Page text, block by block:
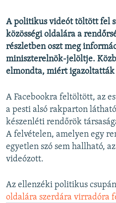
KÖVESSEN MINKET!
Valamennyi RFE/RL
A politikus videót töltött fel
közösségi oldalára a
részletben oszt meg
miniszterelnök-jelöltje.
elmondta, miért
A Facebookra feltöltött, az
a pesti alsó rakparton
készenléti rendőrök
A felvételen, amelyen egy
egyetlen szó sem hallható,
videózott.
Az ellenzéki politikus
oldalára szerdára virradóra